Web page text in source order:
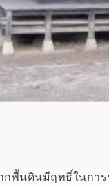
พื้นดินมีฤทธิ์ในกา